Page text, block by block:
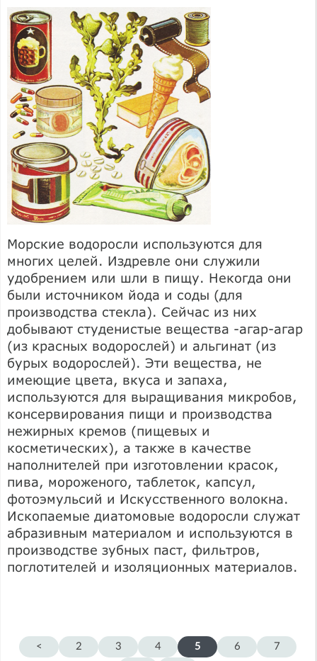
Морские водоросли используются для
многих целей. Издревле они служили
удобрением или шли в пищу. Некогда они
были источником йода и соды (для
производства стекла). Сейчас из них
добывают студенистые вещества -агар-агар
(из красных водорослей) и альгинат (из
бурых водорослей). Эти вещества, не
имеющие цвета, вкуса и запаха,
используются для выращивания микробов,
консервирования пищи и производства
нежирных кремов (пищевых и
косметических), а также в качестве
наполнителей при изготовлении красок,
пива, мороженого, таблеток, капсул,
фотоэмульсий и Искусственного волокна.
Ископаемые диатомовые водоросли служат
абразивным материалом и используются в
производстве зубных паст, фильтров,
поглотителей и изоляционных материалов.
< 2 3 4 5 6
7